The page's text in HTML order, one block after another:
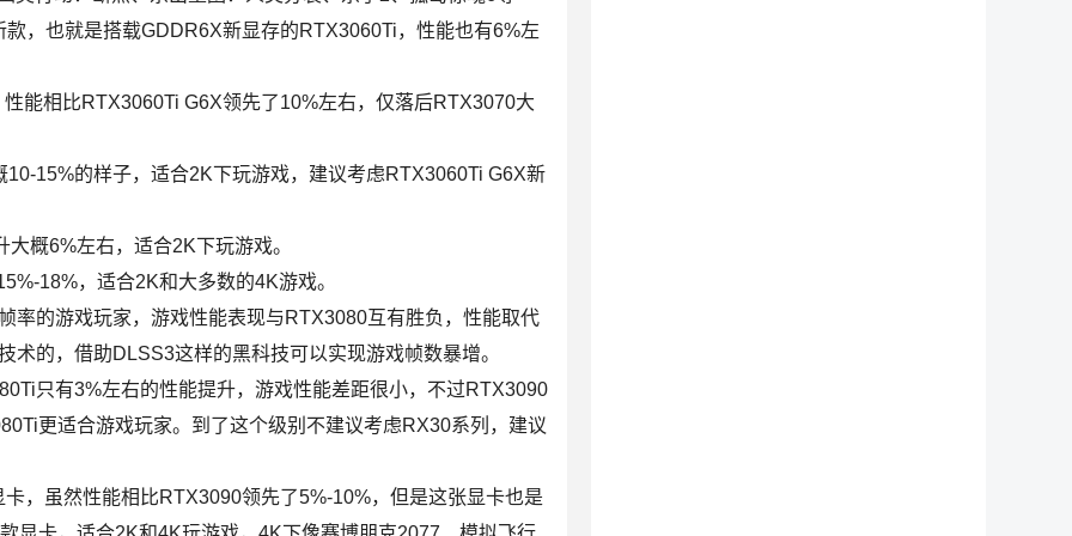
，也就是搭载GDDR6X新显存的RTX3060Ti，性能也有6%左
能相比RTX3060Ti G6X领先了10%左右，仅落后RTX3070大
15%的样子，适合2K下玩游戏，建议考虑RTX3060Ti G6X新
概6%左右，适合2K下玩游戏。
18%，适合2K和大多数的4K游戏。
率的游戏玩家，游戏性能表现与RTX3080互有胜负，性能取代
的，借助DLSS3这样的黑科技可以实现游戏帧数暴增。
只有3%左右的性能提升，游戏性能差距很小，不过RTX3090
更适合游戏玩家。到了这个级别不建议考虑RX30系列，建议
，虽然性能相比RTX3090领先了5%-10%，但是这张显卡也是